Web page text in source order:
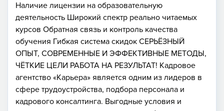
Наличие лицензии на образовательную
деятельность Широкий спектр реально читаемых
курсов Обратная связь и контроль качества
обучения Гибкая система скидок СЕРЬЁЗНЫЙ
ОПЫТ, СОВРЕМЕННЫЕ И ЭФФЕКТИВНЫЕ МЕТОДЫ,
ЧЁТКИЕ ЦЕЛИ РАБОТА НА РЕЗУЛЬТАТ! Кадровое
агентство «Карьера» является одним из лидеров в
сфере трудоустройства, подбора персонала и
кадрового консалтинга. Выгодные условия и